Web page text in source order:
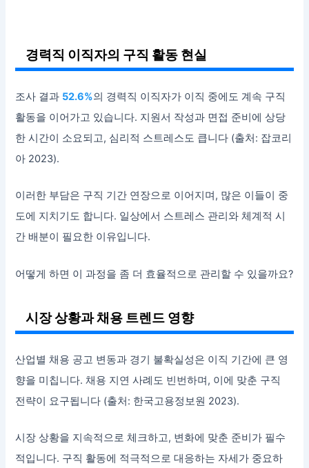
경력직 이직자의 구직 활동 현실
조사 결과 52.6%의 경력직 이직자가 이직 중에도 계속 구직
활동을 이어가고 있습니다. 지원서 작성과 면접 준비에 상당
한 시간이 소요되고, 심리적 스트레스도 큽니다 (출처: 잡코리
아 2023).
이러한 부담은 구직 기간 연장으로 이어지며, 많은 이들이 중
도에 지치기도 합니다. 일상에서 스트레스 관리와 체계적 시
간 배분이 필요한 이유입니다.
어떻게 하면 이 과정을 좀 더 효율적으로 관리할 수 있을까요?
시장 상황과 채용 트렌드 영향
산업별 채용 공고 변동과 경기 불확실성은 이직 기간에 큰 영
향을 미칩니다. 채용 지연 사례도 빈번하며, 이에 맞춘 구직
전략이 요구됩니다 (출처: 한국고용정보원 2023).
시장 상황을 지속적으로 체크하고, 변화에 맞춘 준비가 필수
적입니다. 구직 활동에 적극적으로 대응하는 자세가 중요하